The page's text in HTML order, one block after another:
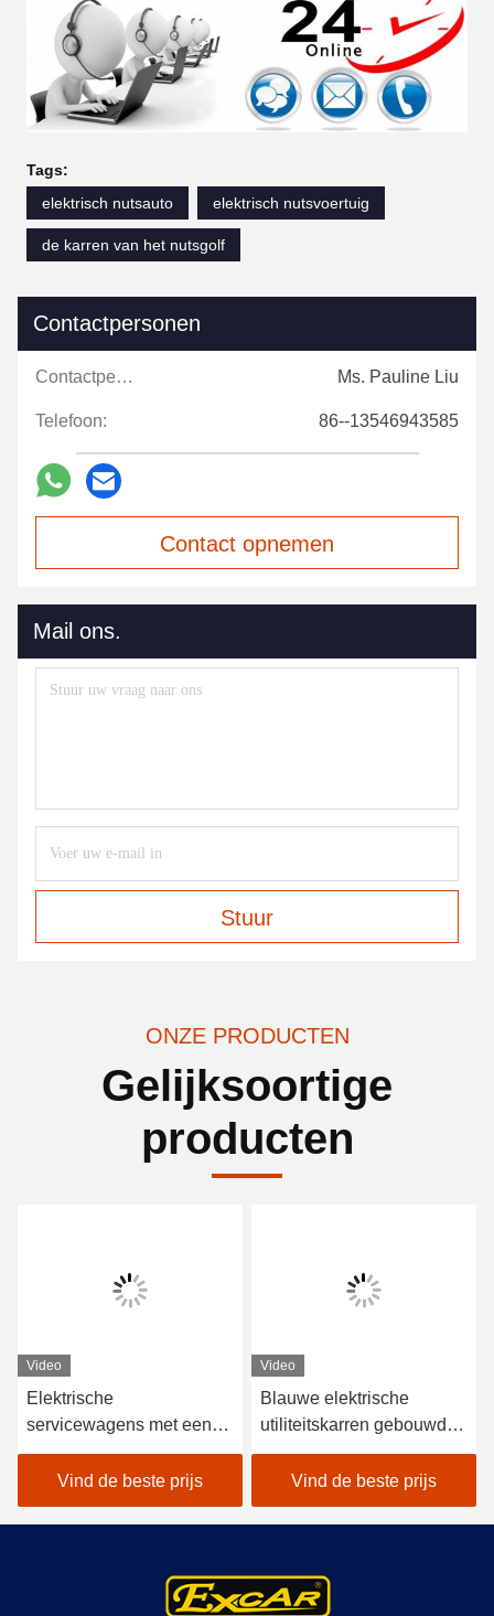
Tags:
elektrisch nutsauto
elektrisch nutsvoertuig
de karren van het nutsgolf
Contactpersonen
Contactpersonen: Ms. Pauline Liu
Telefoon: 86--13546943585
Contact opnemen
Mail ons.
Stuur
ONZE PRODUCTEN
Gelijksoortige
producten
Video
Elektrische
servicewagens met een
48V Trojaanse batterij en
een laadcapaciteit van
600 kg geschikt voor
hotels en golfclubs
Vind de beste prijs
Video
Blauwe elektrische
utiliteitskarren gebouwd
met hoogfrequente 48v
3,7kw regelaars en Curtis
controllers voor een
soepele rijervaring
Vind de beste prijs